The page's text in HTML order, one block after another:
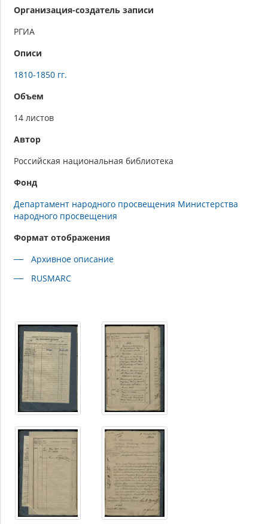
Организация-создатель записи
РГИА
Описи
1810-1850 гг.
Объем
14 листов
Автор
Российская национальная библиотека
Фонд
Департамент народного просвещения Министерства
народного просвещения
Формат отображения
Архивное описание
RUSMARC